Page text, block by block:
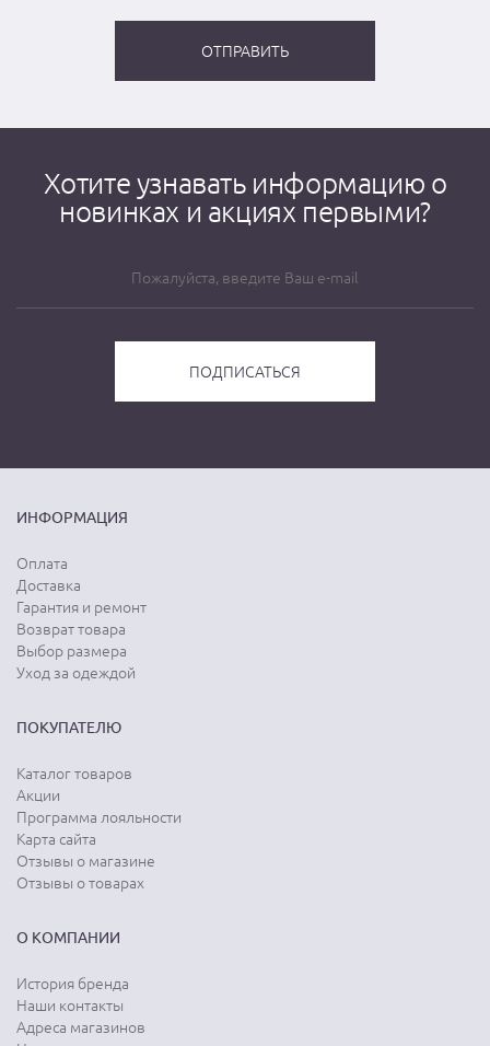
Хотите узнавать информацию о
новинках и акциях первыми?
ИНФОРМАЦИЯ
Оплата
Доставка
Гарантия и ремонт
Возврат товара
Выбор размера
Уход за одеждой
ПОКУПАТЕЛЮ
Каталог товаров
Акции
Программа лояльности
Карта сайта
Отзывы о магазине
Отзывы о товарах
О КОМПАНИИ
История бренда
Наши контакты
Адреса магазинов